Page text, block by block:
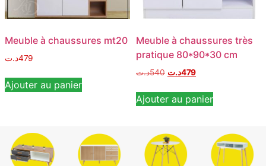
Meuble à chaussures mt20
479د.ت
Ajouter au panier
Meuble à chaussures très
pratique 80*90*30 cm
540د.ت 479د.ت
Ajouter au panier